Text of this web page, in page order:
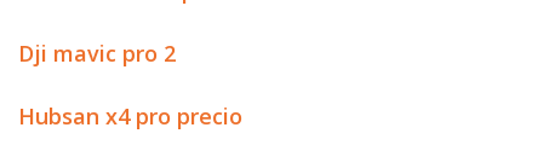
Dji mavic pro 2
Hubsan x4 pro precio